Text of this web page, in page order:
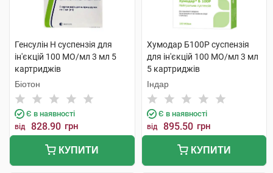
Генсулін Н суспензія для
ін'єкцій 100 МО/мл 3 мл 5
картриджів
Біотон
Є в наявності
від 828.90 грн
КУПИТИ
Хумодар Б100Р суспензія
для ін'єкцій 100 МО/мл 3 мл
5 картриджів
Індар
Є в наявності
від 895.50 грн
КУПИТИ